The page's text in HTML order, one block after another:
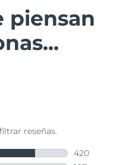
piensan